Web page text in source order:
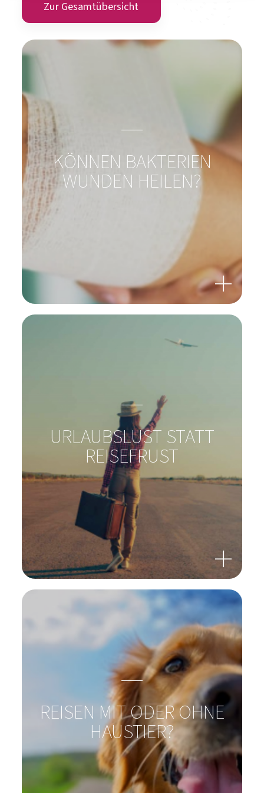
Zur Produktübersicht
Magazin, News, Blog
Immer auf den neusten Stand
Zur Gesamtübersicht
URLAUBSLUST STATT
REISEFRUST